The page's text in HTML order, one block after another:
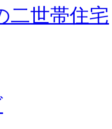
二世帯住宅